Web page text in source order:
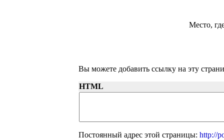
Место,
Вы можете добавить ссылку на эту
HTML
Постоянный адрес этой страницы: http://